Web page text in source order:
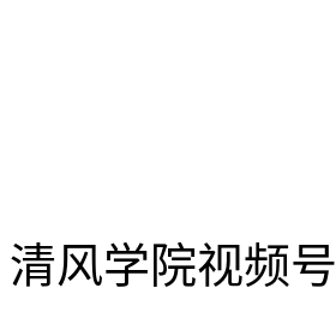
清风学院视频号